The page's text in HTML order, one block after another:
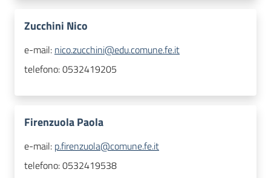
Zucchini Nico
e-mail: nico.zucchini@edu.comune.fe.it
telefono:0532419205
Firenzuola Paola
e-mail: p.firenzuola@comune.fe.it
telefono:0532419538